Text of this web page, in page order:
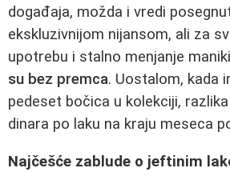
događaja, možda i vredi
ekskluzivnijom nijansom, ali za
upotrebu i stalno menjanje
su bez premca. Uostalom, kada
pedeset bočica u kolekciji,
dinara po laku na kraju meseca
Najčešće zablude o jeftinim